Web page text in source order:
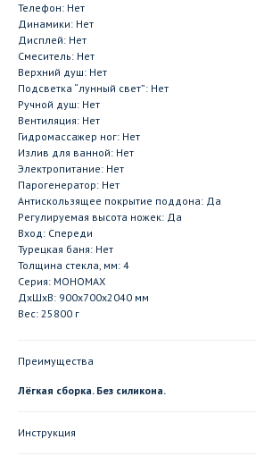
Телефон: Нет
Динамики: Нет
Дисплей: Нет
Смеситель: Нет
Верхний душ: Нет
Подсветка “лунный свет”: Нет
Ручной душ: Нет
Вентиляция: Нет
Гидромассажер ног: Нет
Излив для ванной: Нет
Электропитание: Нет
Парогенератор: Нет
Антискользящее покрытие поддона: Да
Регулируемая высота ножек: Да
Вход: Спереди
Турецкая баня: Нет
Толщина стекла, мм: 4
Серия: МОНОМАХ
ДxШxВ: 900x700x2040 мм
Вес: 25800 г
Преимущества
Лёгкая сборка. Без силикона.
Инструкция